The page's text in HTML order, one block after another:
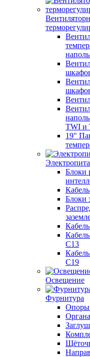
TWI и
19"
Блоки
Блоки
C13
C19
Освещение
Фурнитура
Опоры